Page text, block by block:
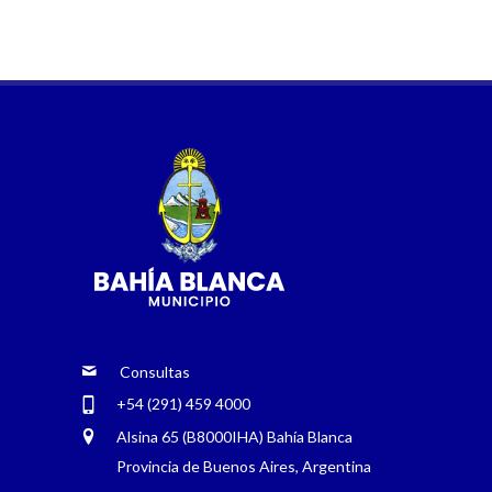
Consultas
+54 (291) 459 4000
Alsina 65 (B8000IHA) Bahía Blanca
Provincia de Buenos Aires, Argentina